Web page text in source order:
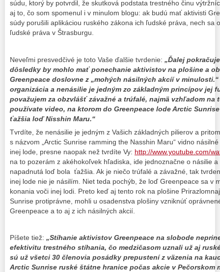
súdu, ktorý by potvrdil, že skutková podstata trestného činu
aj to, čo som spomenul i v minulom blogu: ak budú mať aktivisti
súdy porušili aplikáciou ruského zákona ich ľudské práva, nech sa
ľudské práva v Štrasburgu.
Neveľmi presvedčivé je toto Vaše ďalšie tvrdenie: „Ďalej
dôsledky by mohlo mať ponechanie aktivistov na plošine a
Greenpeace doslovne z „mohých násilných akcíí v
organizácia a nenásilie je jedným zo základným princípov jej
považujem za obzvlášť závažné a trúfalé, najmä vzhľadom na
používate video, na ktorom do Greenpeace lode Arctic
ťažšia loď Nisshin Maru.“
Tvrdíte, že nenásilie je jedným z Vašich základných pilierov a
s názvom „Arctic Sunrise ramming the Nasshin Maru“ vidno
inej lode, presne naopak než tvrdíte Vy: http://www.youtube.com/
na to pozerám z akéhokoľvek hľadiska, ide jednoznačne o násilie
napadnutá loď bola ťažšia. Ak je niečo trúfalé a závažné, tak
inej lode nie je násilím. Niet teda pochýb, že loď Greenpeace sa v
konania voči inej lodi. Preto keď aj tento rok na plošine
Sunrise protiprávne, mohli u osadenstva plošiny vzniknúť
Greenpeace a to aj z ich násilných akcií.
Píšete tiež: „Stíhanie aktivistov Greenpeace na slobode
efektivitu trestného stíhania, čo medzičasom uznali už aj
sú už všetci 30 členovia posádky prepustení z väzenia na
Arctic Sunrise ruské štátne hranice počas akcie v Pečorskom